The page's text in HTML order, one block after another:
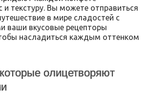
и текстуру. Вы можете отправиться
в мире сладостей с
ваши вкусовые рецепторы
насладиться каждым оттенком
олицетворяют